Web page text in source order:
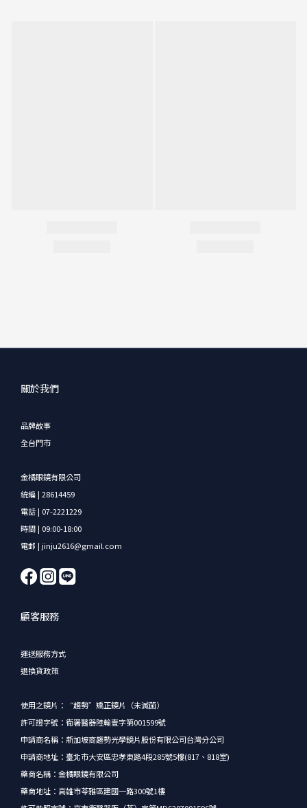
關於我們
品牌故事
全台門市
金橘眼鏡有限公司
統編 | 28614459
電話 | 07-2221229
時間 | 09:00-18:00
電郵 | jinju2616@gmail.com
顧客服務
運送服務方式
退換貨政策
使用之鏡片：“趨勢”矯正鏡片（未滅菌）
許可證字號：衛署醫器陸輸壹字第001599號
申請商名稱：新加坡商趨勢光學鏡片股份有限公司台灣分公司
申請商地址：臺北市大安區忠孝東路4段285號5樓(817、818室)
藥商名稱：金橘眼鏡有限公司
藥商地址：高雄市苓雅區建國一路300號1樓